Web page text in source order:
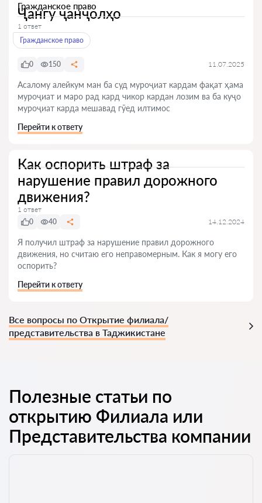
Гражданское право
Ҷангу ҷанҷолҳо
1 ответ
Гражданское право
0 150 11.07.2025
Асалому алейкум ман ба суд муроҷиат кардам фақат ҳама
муроҷиат и маро рад кард чикор кардан лозим ва ба куҷо
муроҷиат карда мешавад гӯед илтимос
Перейти к ответу
Как оспорить штраф за
нарушение правил дорожного
движения?
1 ответ
0
40 14.12.2024
Я получил штраф за нарушение правил дорожного
движения, но считаю его неправомерным. Как я могу его
оспорить?
Перейти к ответу
Все вопросы по Открытие филиала/
представительства в Таджикистане
Полезные статьи по
открытию Филиала или
Представительства компании